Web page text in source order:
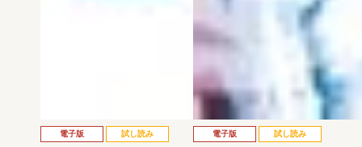
電子版 試し読み 電子版 試し読み